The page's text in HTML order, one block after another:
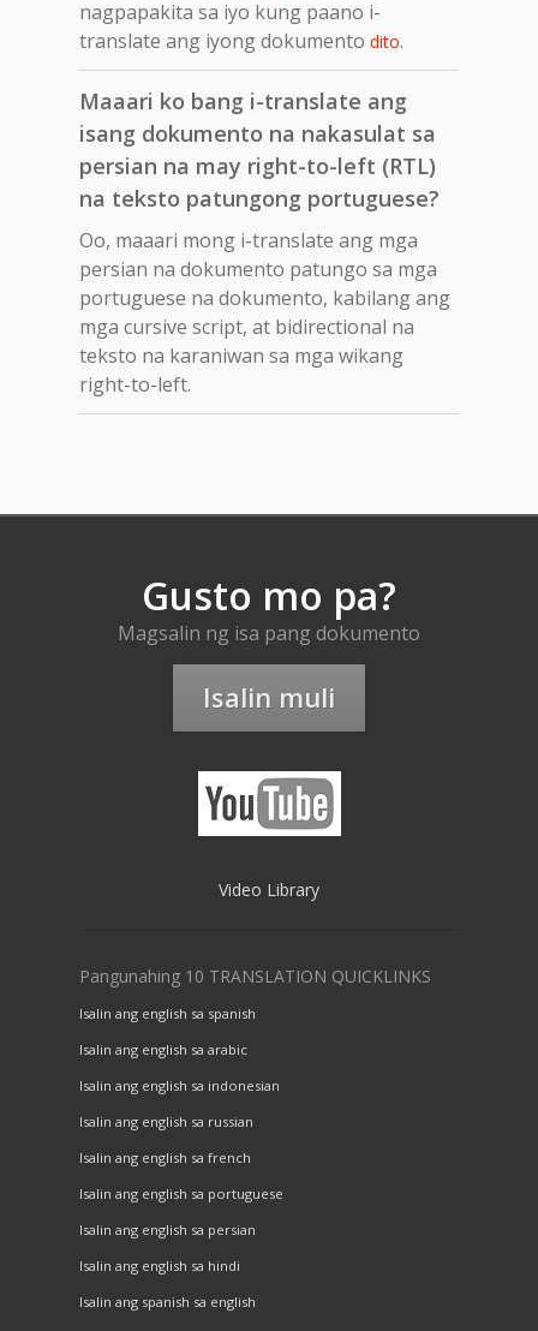
nagpapakita sa iyo kung paano i-
translate ang iyong dokumento dito.
Maaari ko bang i-translate ang
isang dokumento na nakasulat sa
persian na may right-to-left (RTL)
na teksto patungong portuguese?
Oo, maaari mong i-translate ang mga
persian na dokumento patungo sa mga
portuguese na dokumento, kabilang ang
mga cursive script, at bidirectional na
teksto na karaniwan sa mga wikang
right-to-left.
Gusto mo pa?
Magsalin ng isa pang dokumento
Isalin muli
Video Library
Pangunahing 10 TRANSLATION QUICKLINKS
Isalin ang english sa spanish
Isalin ang english sa arabic
Isalin ang english sa indonesian
Isalin ang english sa russian
Isalin ang english sa french
Isalin ang english sa portuguese
Isalin ang english sa persian
Isalin ang english sa hindi
Isalin ang spanish sa english